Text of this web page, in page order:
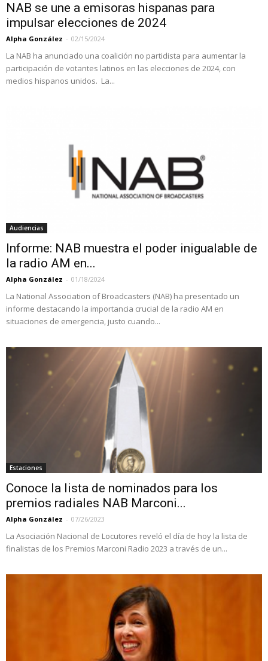
NAB se une a emisoras hispanas para
impulsar elecciones de 2024
Alpha González - 02/15/2024
La NAB ha anunciado una coalición no partidista para aumentar la
participación de votantes latinos en las elecciones de 2024, con
medios hispanos unidos. La...
Audiencias
Informe: NAB muestra el poder inigualable de
la radio AM en...
Alpha González - 01/18/2024
La National Association of Broadcasters (NAB) ha presentado un
informe destacando la importancia crucial de la radio AM en
situaciones de emergencia, justo cuando...
Estaciones
Conoce la lista de nominados para los
premios radiales NAB Marconi...
Alpha González - 07/26/2023
La Asociación Nacional de Locutores reveló el día de hoy la lista de
finalistas de los Premios Marconi Radio 2023 a través de un...